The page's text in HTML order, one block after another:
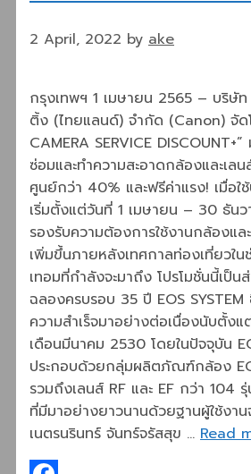
2 April, 2022 by ake
กรุงเทพฯ 1 เมษายน 2565 – บริษั
ติ้ง (ไทยแลนด์) จำกัด (Canon) จัด
CAMERA SERVICE
ซ่อมและทำความสะอาดกล้องและเล
ศูนย์กว่า 40% และฟรีค่าแรง! เมื่อใ
เริ่มตั้งแต่วันที่ 1 เมษายน – 30 ธัน
รองรับความต้องการใช้งานกล้องแ
เพิ่มขึ้นภายหลังเทศกาลท่องเที่ยวใ
เทอมที่กำลังจะมาถึง โปรโมชั่นนี้เป็
ฉลองครบรอบ 35 ปี EOS SYSTEM
ความสำเร็จมาอย่างต่อเนื่องนับตั้งแ
เดือนมีนาคม 2530 โดยในปัจจุบัน
ประกอบด้วยกลุ่มผลิตภัณฑ์กล้อง
รวมถึงเลนส์ RF และ EF กว่า 104
ที่มีมาอย่างยาวนานด้วยฐานผู้ใช้งา
เนตรนรินทร์ จันทร์จรัสสุข … Read